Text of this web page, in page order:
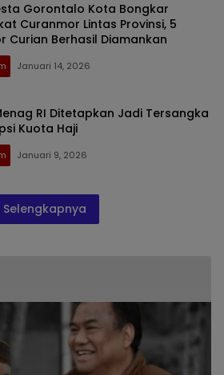
Gorontalo Kota Bongkar
Curanmor Lintas Provinsi, 5
Curian Berhasil Diamankan
Januari 14, 2026
RI Ditetapkan Jadi Tersangka
Kuota Haji
Januari 9, 2026
Selengkapnya